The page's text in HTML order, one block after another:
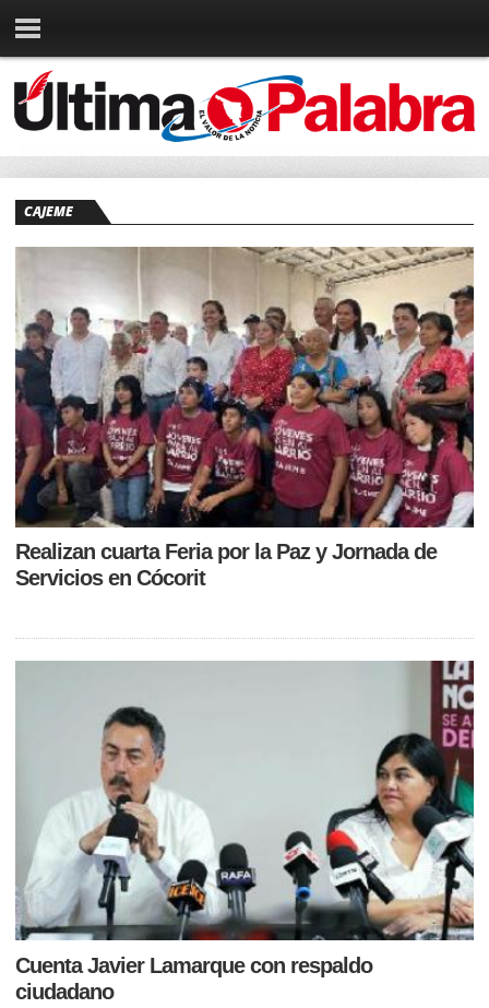
CAJEME
Realizan cuarta Feria por la Paz y Jornada de
Servicios en Cócorit
Cuenta Javier Lamarque con respaldo
ciudadano